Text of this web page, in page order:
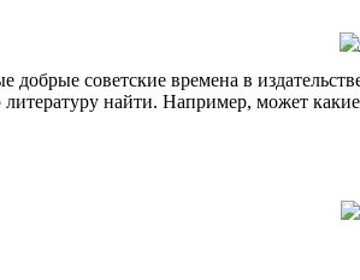
советские времена в
найти. Например, может